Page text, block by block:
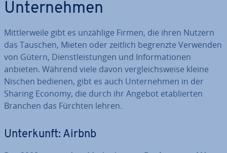
Un­ter­neh­men
Mitt­ler­wei­le gibt es unzählige Firmen, die ihren Nutzern
das Tauschen, Mieten oder zeitlich begrenzte Verwenden
von Gütern, Dienst­leis­tun­gen und In­for­ma­tio­nen
anbieten. Während viele davon ver­gleichs­wei­se kleine
Nischen bedienen, gibt es auch Un­ter­neh­men in der
Sharing Economy, die durch ihr Angebot eta­blier­ten
Branchen das Fürchten lehren.
Un­ter­kunft: Airbnb